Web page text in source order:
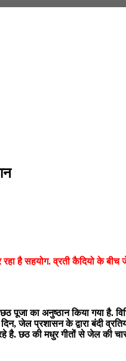
है सहयोग. व्रती कैदियो के
का अनुष्ठान किया गया है.
प्रशासन के द्वारा बंदी
छठ की मधुर गीतों से जेल की